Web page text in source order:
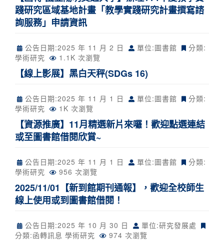
踐研究區域基地計畫「教學實踐研究計畫撰寫諮
詢服務」申請資訊
公告日期:2025 年 11 月 2 日 單位:圖書館
分類:
學術研究
1.1K 次瀏覽
【線上影展】黑白天秤(SDGs 16)
公告日期:2025 年 11 月 1 日 單位:圖書館
分類:
學術研究
1K 次瀏覽
【資源推廣】11月精選新片來囉！歡迎點選連結
或至圖書館借閱欣賞~
公告日期:2025 年 11 月 1 日 單位:圖書館
分類:
學術研究
956 次瀏覽
2025/11/01【新到館期刊通報】，歡迎全校師生
線上使用或到圖書館借閱！
公告日期:2025 年 10 月 30 日
單位:研究發展處
分類:函轉訊息 學術研究 974 次瀏覽